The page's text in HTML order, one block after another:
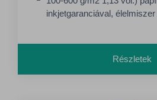
inkjetgaranciával,
Részletek